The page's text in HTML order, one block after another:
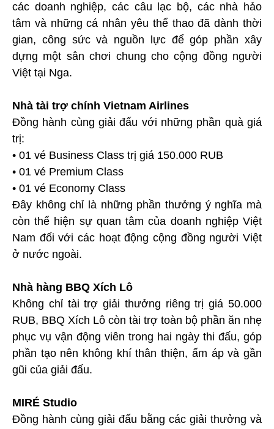
các doanh nghiệp, các câu lạc bộ, các nhà hảo
tâm và những cá nhân yêu thể thao đã dành thời
gian, công sức và nguồn lực để góp phần xây
dựng một sân chơi chung cho cộng đồng người
Việt tại Nga.
Nhà tài trợ chính Vietnam Airlines
Đồng hành cùng giải đấu với những phần quà giá
trị:
• 01 vé Business Class trị giá 150.000 RUB
• 01 vé Premium Class
• 01 vé Economy Class
Đây không chỉ là những phần thưởng ý nghĩa mà
còn thể hiện sự quan tâm của doanh nghiệp Việt
Nam đối với các hoạt động cộng đồng người Việt
ở nước ngoài.
Nhà hàng BBQ Xích Lô
Không chỉ tài trợ giải thưởng riêng trị giá 50.000
RUB, BBQ Xích Lô còn tài trợ toàn bộ phần ăn nhẹ
phục vụ vận động viên trong hai ngày thi đấu, góp
phần tạo nên không khí thân thiện, ấm áp và gần
gũi của giải đấu.
MIRÉ Studio
Đồng hành cùng giải đấu bằng các giải thưởng và